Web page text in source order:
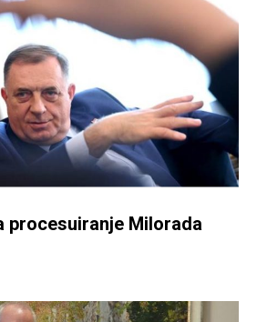
procesuiranje Milorada